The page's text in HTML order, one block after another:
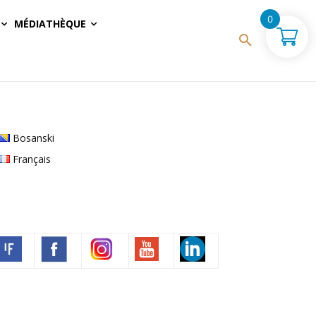
MÉDIATHÈQUE
Bosanski
Français
0